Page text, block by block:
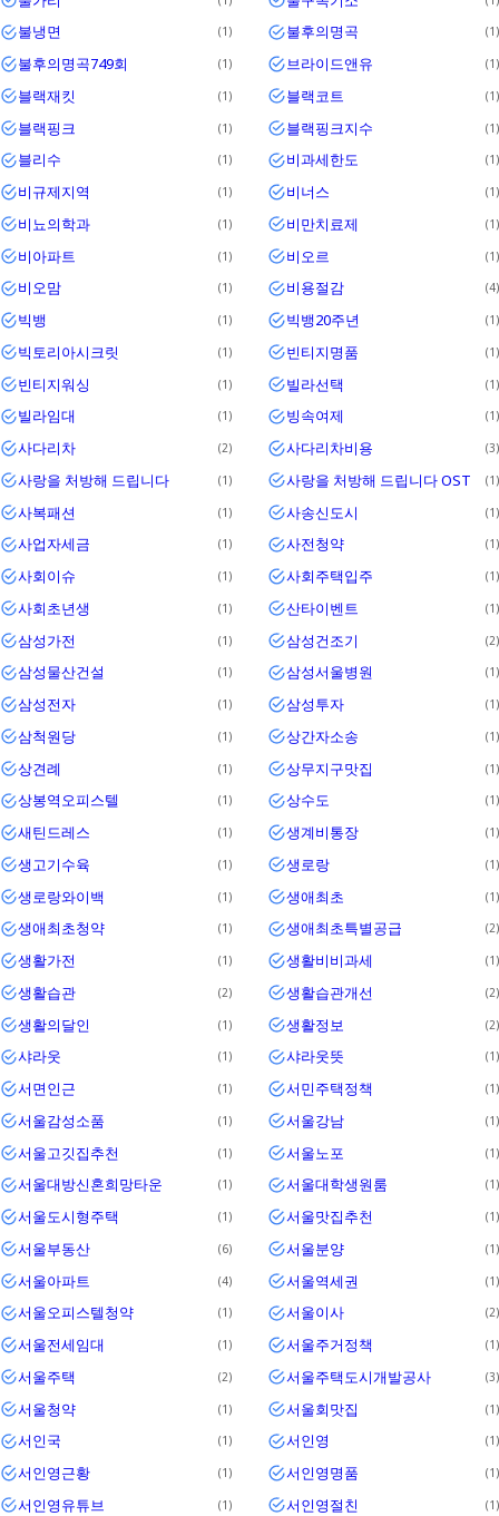
불냉면 1 불후의명곡 1
불후의명곡749회 1 브라이드앤유 1
블랙재킷 1 블랙코트 1
블랙핑크 1 블랙핑크지수 1
블리수 1 비과세한도 1
비규제지역 1 비너스 1
비뇨의학과 1 비만치료제 1
비아파트 1 비오르 1
비오맘 1 비용절감 4
빅뱅 1 빅뱅20주년 1
빅토리아시크릿 1 빈티지명품 1
빈티지워싱 1 빌라선택 1
빌라임대 1 빙속여제 1
사다리차 2 사다리차비용 3
사랑을 처방해 드립니다 1 사랑을 처방해 드립니다 OST 1
사복패션 1 사송신도시 1
사업자세금 1 사전청약 1
사회이슈 1 사회주택입주 1
사회초년생 1 산타이벤트 1
삼성가전 1 삼성건조기 2
삼성물산건설 1 삼성서울병원 1
삼성전자 1 삼성투자 1
삼척원당 1 상간자소송 1
상견례 1 상무지구맛집 1
상봉역오피스텔 1 상수도 1
새틴드레스 1 생계비통장 1
생고기수육 1 생로랑 1
생로랑와이백 1 생애최초 1
생애최초청약 1 생애최초특별공급 2
생활가전 1 생활비비과세 1
생활습관 2 생활습관개선 2
생활의달인 1 생활정보 2
샤라웃 1 샤라웃뜻 1
서면인근 1 서민주택정책 1
서울감성소품 1 서울강남 1
서울고깃집추천 1 서울노포 1
서울대방신혼희망타운 1 서울대학생원룸 1
서울도시형주택 1 서울맛집추천 1
서울부동산 6 서울분양 1
서울아파트 4 서울역세권 1
서울오피스텔청약 1 서울이사 2
서울전세임대 1 서울주거정책 1
서울주택 2 서울주택도시개발공사 3
서울청약 1 서울회맛집 1
서인국 1 서인영 1
서인영근황 1 서인영명품 1
서인영유튜브 1 서인영절친 1